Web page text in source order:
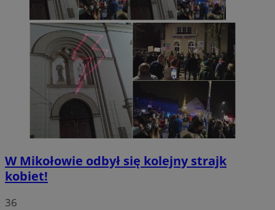
W Mikołowie odbył się kolejny strajk
kobiet!
36